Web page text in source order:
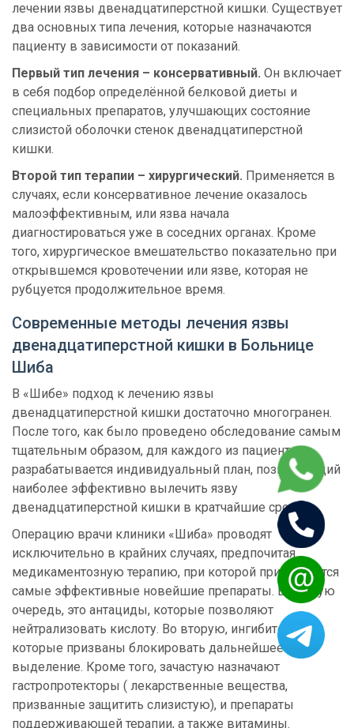
лечении язвы двенадцатиперстной кишки. Существует
два основных типа лечения, которые назначаются
пациенту в зависимости от показаний.
Первый тип лечения – консервативный. Он включает
в себя подбор определённой белковой диеты и
специальных препаратов, улучшающих состояние
слизистой оболочки стенок двенадцатиперстной
кишки.
Второй тип терапии – хирургический. Применяется в
случаях, если консервативное лечение оказалось
малоэффективным, или язва начала
диагностироваться уже в соседних органах. Кроме
того, хирургическое вмешательство показательно при
открывшемся кровотечении или язве, которая не
рубцуется продолжительное время.
Современные методы лечения язвы
двенадцатиперстной кишки в Больнице
Шиба
В «Шибе» подход к лечению язвы
двенадцатиперстной кишки достаточно многогранен.
После того, как было проведено обследование самым
тщательным образом, для каждого из пациентов
разрабатывается индивидуальный план, позволяющий
наиболее эффективно вылечить язву
двенадцатиперстной кишки в кратчайшие сроки.
Операцию врачи клиники «Шиба» проводят
исключительно в крайних случаях, предпочитая
медикаментозную терапию, при которой применяются
самые эффективные новейшие препараты. В первую
очередь, это антациды, которые позволяют
нейтрализовать кислоту. Во вторую, ингибиторы,
которые призваны блокировать дальнейшее её
выделение. Кроме того, зачастую назначают
гастропротекторы ( лекарственные вещества,
призванные защитить слизистую), и препараты
поддерживающей терапии, а также витамины.